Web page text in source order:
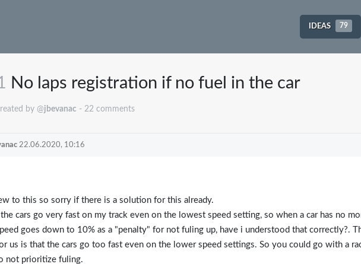
IDEAS 79
No laps registration if no fuel in the car
by @jbevanac- 22 comments
22.06.2020, 10:16
to this so sorry if there is a solution for this already.
the cars go very fast on my track even on the lowest speed setting, so when a car has no
goes down to 10% as a "penalty" for not fuling up, have i understood that correctly?.
us is that the cars go too fast even on the lower speed settings. So you could go with a
not prioritize fuling.